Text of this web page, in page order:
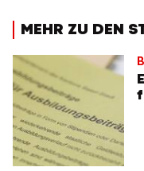
MEHR ZU DEN